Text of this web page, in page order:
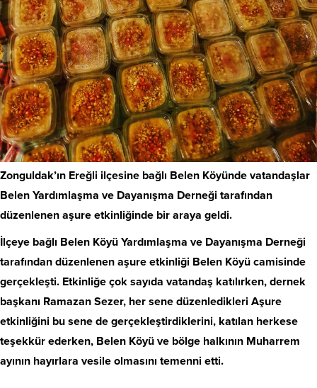
Zonguldak’ın Ereğli ilçesine bağlı Belen Köyünde vatandaşlar
Belen Yardımlaşma ve Dayanışma Derneği tarafından
düzenlenen aşure etkinliğinde bir araya geldi.
İlçeye bağlı Belen Köyü Yardımlaşma ve Dayanışma Derneği
tarafından düzenlenen aşure etkinliği Belen Köyü camisinde
gerçekleşti. Etkinliğe çok sayıda vatandaş katılırken, dernek
başkanı Ramazan Sezer, her sene düzenledikleri Aşure
etkinliğini bu sene de gerçekleştirdiklerini, katılan herkese
teşekkür ederken, Belen Köyü ve bölge halkının Muharrem
ayının hayırlara vesile olmasını temenni etti.